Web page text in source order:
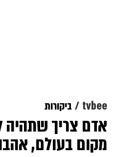
tvbee ביקורות
אדם צריך שתהיה
מקום בעולם,